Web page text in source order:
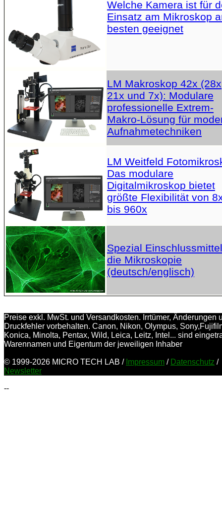
Welche Kamera ist für
Einsatz am Mikroskop
besten geeignet
LM Makroskop 42x
21x und 7x): Modulare
professionelle Extrem-
Makro-Lösung für
Aufnahmetechniken
LM Weitfeld
Das modulare
Digitalmikroskop bietet
größte Flexibilität von
bis 960x
Spezial
die Mikroskopie
(deutsch/englisch)
Preise exkl. MwSt. und Versandkosten. Irrtümer, Änderungen
Druckfehler vorbehalten. Canon, Nikon, Olympus,
Konica, Minolta, Pentax, Wild, Leica, Leitz, Intel... sind
Warennamen und Eigentum der jeweiligen Inhaber
© 1999-2026 MICRO TECH LAB / Impressum / Datenschutz /
Newsletter
--